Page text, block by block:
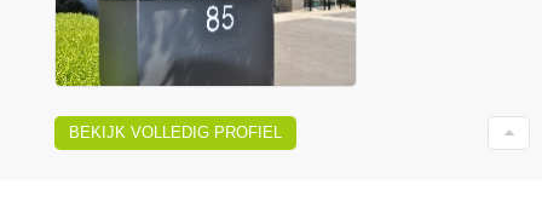
BEKIJK VOLLEDIG PROFIEL